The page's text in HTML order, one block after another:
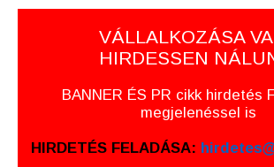
VÁLLALKOZÁSA
HIRDESSEN
BANNER ÉS PR cikk hirdetés
megjelenéssel is
HIRDETÉS FELADÁSA: